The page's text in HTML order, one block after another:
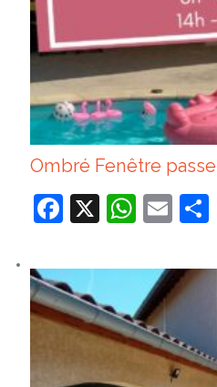
Ombré Fenêtre
Facebook
X